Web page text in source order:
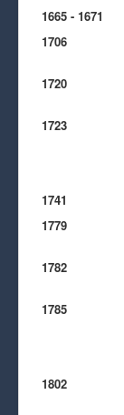
1665 - 1671
1706
1720
1723
1741
1779
1782
1785
1802